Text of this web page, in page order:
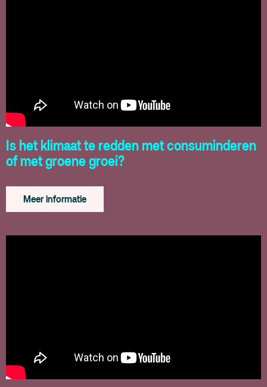
Is het klimaat te redden met consuminderen
of met groene groei?
Meer informatie